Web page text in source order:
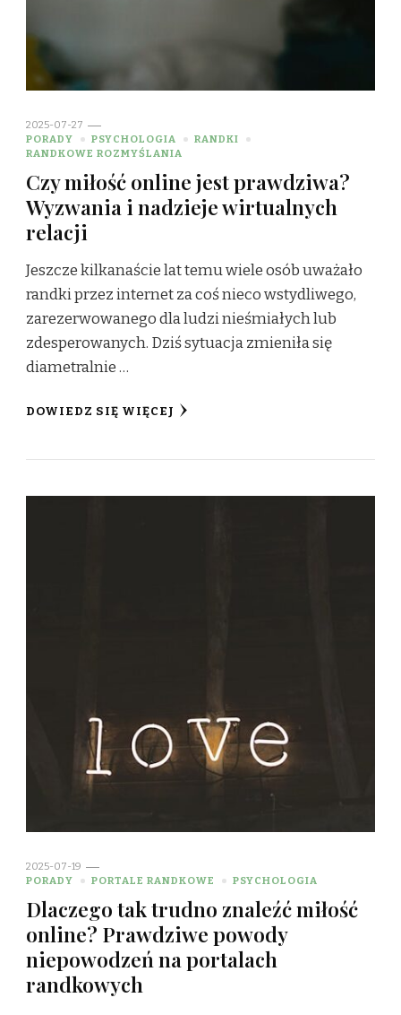
2025-07-27
PORADY
PSYCHOLOGIA
RANDKI
RANDKOWE ROZMYŚLANIA
Czy miłość online jest prawdziwa?
Wyzwania i nadzieje wirtualnych
relacji
Jeszcze kilkanaście lat temu wiele osób uważało
randki przez internet za coś nieco wstydliwego,
zarezerwowanego dla ludzi nieśmiałych lub
zdesperowanych. Dziś sytuacja zmieniła się
diametralnie …
DOWIEDZ SIĘ WIĘCEJ
2025-07-19
PORADY
PORTALE RANDKOWE PSYCHOLOGIA
Dlaczego tak trudno znaleźć miłość
online? Prawdziwe powody
niepowodzeń na portalach
randkowych